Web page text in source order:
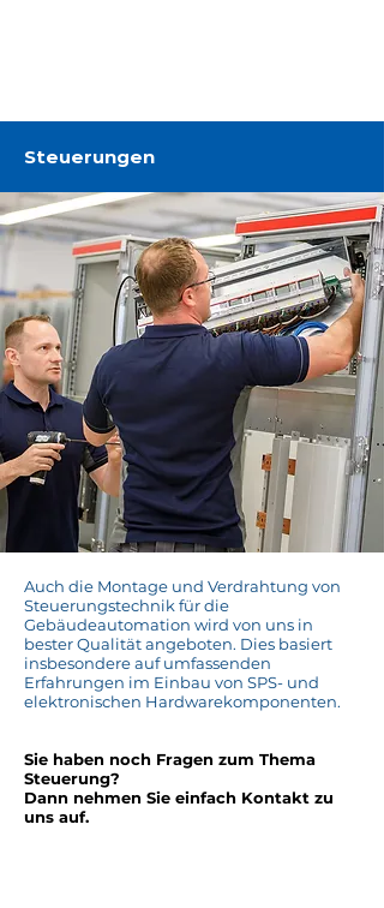
Steuerungen
Auch die Montage und Verdrahtung von
Steuerungstechnik für die
Gebäudeautomation wird von uns in
bester Qualität angeboten. Dies basiert
insbesondere auf umfassenden
Erfahrungen im Einbau von SPS- und
elektronischen Hardwarekomponenten.
Sie haben noch Fragen zum Thema
Steuerung?
Dann nehmen Sie einfach Kontakt zu
uns auf.